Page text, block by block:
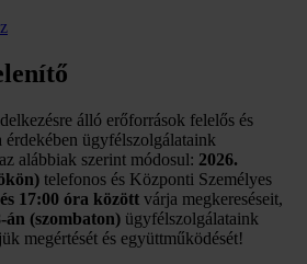
álló erőforrások felelős és
érdekében ügyfélszolgálataink
alábbiak szerint módosul: 2026.
telefonos és Központi Személyes
17:00 óra között várja megkereséseit,
án (szombaton) ügyfélszolgálataink
megértését és együttműködését!